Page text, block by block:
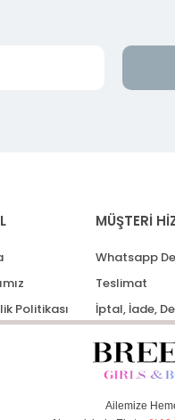
Politikası
Ödeme
MÜŞTERİ
Whatsapp
Teslimat
İptal, İade,